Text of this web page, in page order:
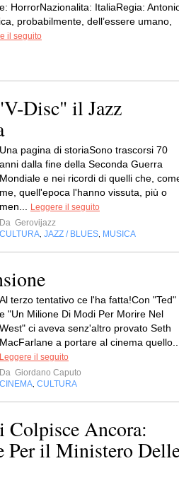
HorrorNazionalita: ItaliaRegia:
probabilmente, dell’essere umano,
il seguito
Disc" il Jazz
Una pagina di storiaSono trascorsi 70
anni dalla fine della Seconda Guerra
Mondiale e nei ricordi di quelli che,
me, quell'epoca l'hanno vissuta, più o
men...
Leggere il seguito
Da Gerovijazz
CULTURA JAZZ / BLUES MUSICA
Al terzo tentativo ce l'ha fatta!Con "Ted"
e "Un Milione Di Modi Per Morire Nel
West" ci aveva senz'altro provato Seth
MacFarlane a portare al cinema
Leggere il seguito
Da Giordano Caputo
CINEMA CULTURA
Colpisce Ancora:
Per il Ministero